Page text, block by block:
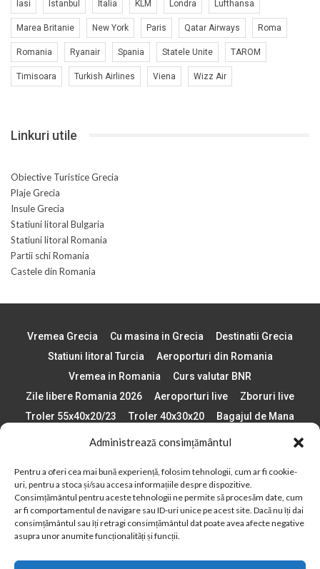
Administrează consimțământul
Pentru a oferi cea mai bună experiență, folosim tehnologii, cum ar fi cookie-
uri, pentru a stoca și/sau accesa informațiile despre dispozitive.
Consimțământul pentru aceste tehnologii ne permite să procesăm date, cum
ar fi comportamentul de navigare sau ID-uri unice pe acest site. Dacă nu îți dai
consimțământul sau îți retragi consimțământul dat poate avea afecte negative
asupra unor anumite funcționalități și funcții.
Iasi Istanbul Italia KLM Londra Lufthansa
Marea Britanie New York Paris Qatar Airways Roma
Romania Ryanair Spania Statele Unite TAROM
Timisoara Turkish Airlines Viena Wizz Air
Linkuri utile
Obiective Turistice Grecia
Plaje Grecia
Insule Grecia
Statiuni litoral Bulgaria
Statiuni litoral Romania
Partii schi Romania
Castele din Romania
Vremea Grecia Cu masina in Grecia
Destinatii Grecia
Statiuni litoral Turcia
Aeroporturi din Romania
Vremea in Romania
Curs valutar BNR
Zile libere Romania 2026
Aeroporturi live
Zboruri live
Troler 55x40x20/23
Troler 40x30x20
Bagajul de Mana
Paste 2026
Cele mai bune telefoane
Plaje din Europa
Concerte Romania 2025
Asigurare de calatorie
Când se schimba ora în 2026
Calendar Formula 1 sezon 2026
Boarding Pass
Despre AirlinesTravel.ro
Politică cookie-uri (UE)